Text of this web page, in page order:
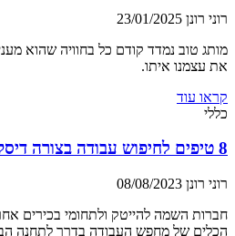
רוני רונן 23/01/2025
מותג טוב נמדד קודם כל בחוויה שהוא
את עצמנו איתו.
קראו עוד
כללי
8 טיפים לחיפוש עבודה בצורה דיסקרטית
רוני רונן 08/08/2023
חברות השמה להייטק ולתחומי בכירים
הכלים של מחפש העבודה בדרך לתחנה